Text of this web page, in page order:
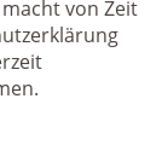
von Zeit